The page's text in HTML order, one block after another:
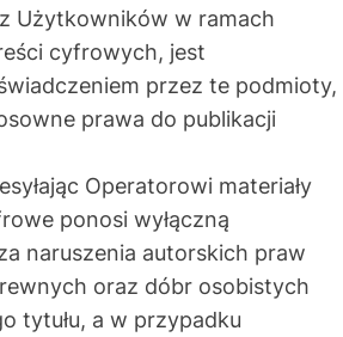
Użytkowników w ramach
cyfrowych, jest
przez te podmioty,
prawa do publikacji
Operatorowi materiały
ponosi wyłączną
naruszenia autorskich praw
oraz dóbr osobistych
tytułu, a w przypadku